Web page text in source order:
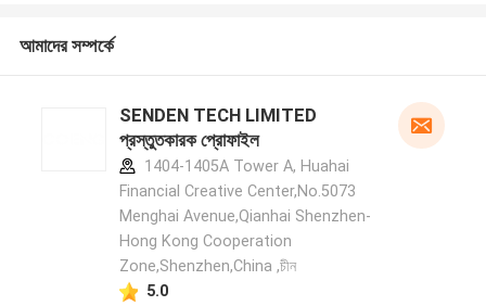
আমাদের সম্পর্কে
SENDEN TECH LIMITED
প্রস্তুতকারক প্রোফাইল
1404-1405A Tower A, Huahai
Financial Creative Center,No.5073
Menghai Avenue,Qianhai Shenzhen-
Hong Kong Cooperation
Zone,Shenzhen,China ,চীন
5.0